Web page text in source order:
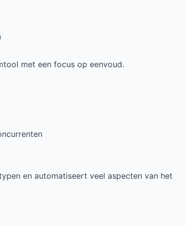
met een focus op eenvoud.
en automatiseert veel aspecten van het